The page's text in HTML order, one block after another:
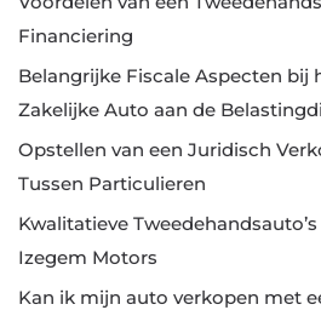
Financiering
Belangrijke Fiscale Aspecten bij
Zakelijke Auto aan de
Opstellen van een Juridisch
Tussen Particulieren
Kwalitatieve
Izegem Motors
Kan ik mijn auto verkopen met